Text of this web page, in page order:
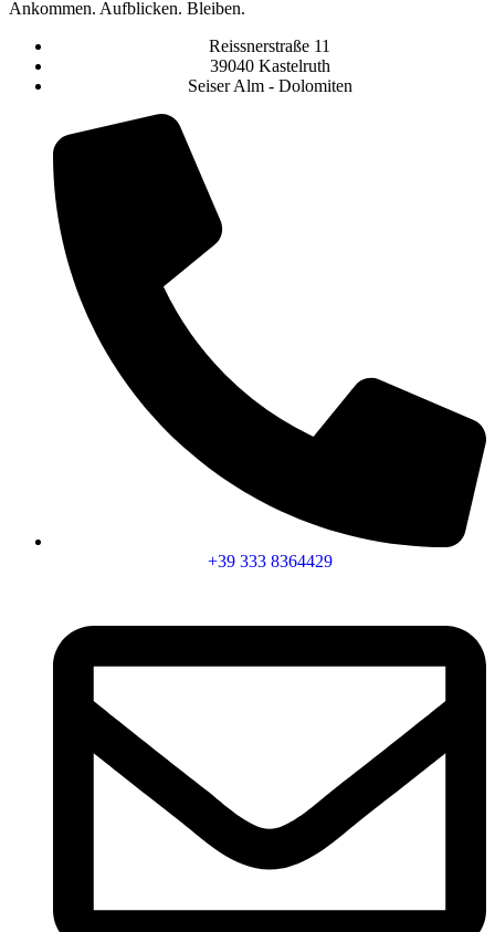
Ankommen. Aufblicken. Bleiben.
Reissnerstraße 11
39040 Kastelruth
Seiser Alm - Dolomiten
+39 333 8364429